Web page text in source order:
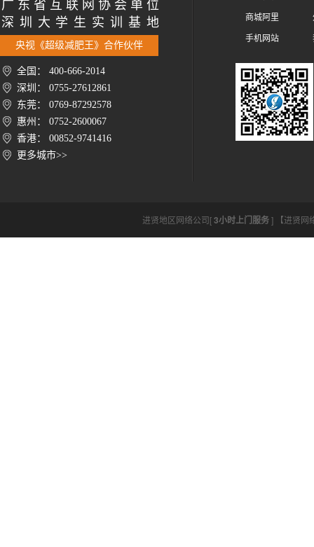
广 东 省 互 联 网 协 会 单 位
深 圳 大 学 生 实 训 基 地
央视《超级减肥王》合作伙伴
全国： 400-666-2014
深圳： 0755-27612861
东莞： 0769-87292578
惠州： 0752-2600067
香港： 00852-9741416
更多城市>>
商城阿里
手机网站
进贤地区网络公司[3小时上门服务] 【进贤网